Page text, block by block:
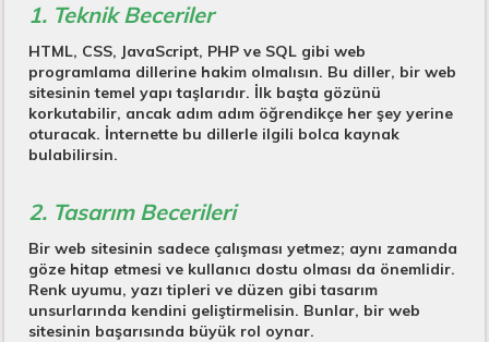
1. Teknik Beceriler
HTML, CSS, JavaScript, PHP ve SQL gibi web
programlama dillerine hakim olmalısın. Bu diller, bir web
sitesinin temel yapı taşlarıdır. İlk başta gözünü
korkutabilir, ancak adım adım öğrendikçe her şey yerine
oturacak. İnternette bu dillerle ilgili bolca kaynak
bulabilirsin.
2. Tasarım Becerileri
Bir web sitesinin sadece çalışması yetmez; aynı zamanda
göze hitap etmesi ve kullanıcı dostu olması da önemlidir.
Renk uyumu, yazı tipleri ve düzen gibi tasarım
unsurlarında kendini geliştirmelisin. Bunlar, bir web
sitesinin başarısında büyük rol oynar.